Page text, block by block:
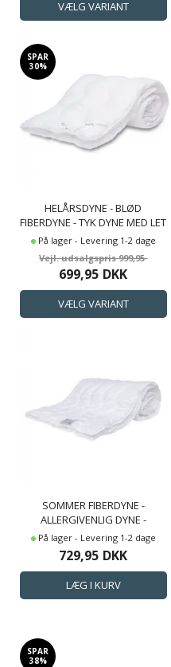
SPAR
30%
HELÅRSDYNE - BLØD
FIBERDYNE - TYK DYNE MED LET
& LUFTIGT FIBERFYLD - HØIE
DYNE GEMINI
På lager - Levering 1-2 dage
999,95
699,95 DKK
SOMMER FIBERDYNE -
ALLERGIVENLIG DYNE -
140X200 CM - TROPENATT -
HØIE OF SCANDINAVIA
På lager - Levering 1-2 dage
729,95 DKK
SPAR
38%